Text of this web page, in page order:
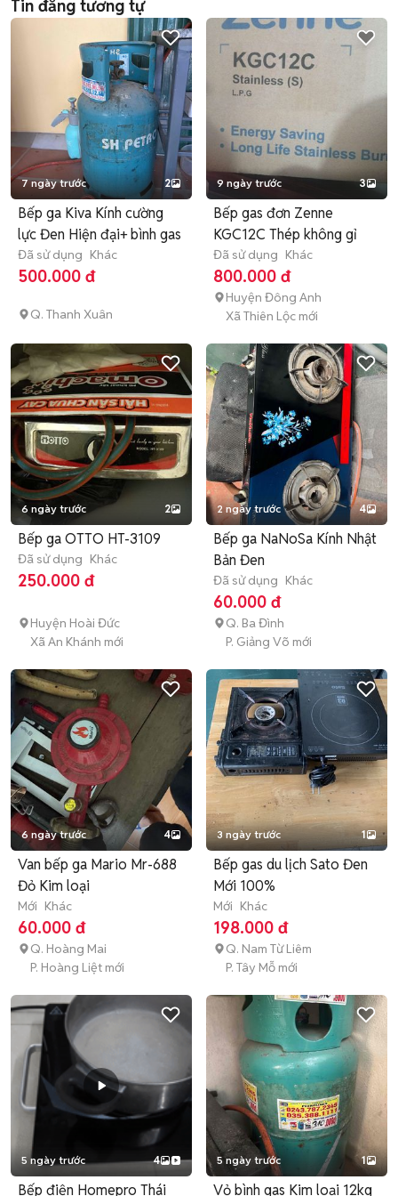
Tin đăng tương tự
7 ngày trước 2
Bếp ga Kiva Kính cường
lực Đen Hiện đại+ bình gas
Đã sử dụng Khác
500.000 đ
Q. Thanh Xuân
9 ngày trước 3
Bếp gas đơn Zenne
KGC12C Thép không gỉ
Đã sử dụng Khác
800.000 đ
Huyện Đông Anh
Xã Thiên Lộc mới
6 ngày trước 2
Bếp ga OTTO HT-3109
Đã sử dụng Khác
250.000 đ
Huyện Hoài Đức
Xã An Khánh mới
2 ngày trước 4
Bếp ga NaNoSa Kính Nhật
Bản Đen
Đã sử dụng Khác
60.000 đ
Q. Ba Đình
P. Giảng Võ mới
6 ngày trước 4
Van bếp ga Mario Mr-688
Đỏ Kim loại
Mới Khác
60.000 đ
Q. Hoàng Mai
P. Hoàng Liệt mới
3 ngày trước 1
Bếp gas du lịch Sato Đen
Mới 100%
Mới Khác
198.000 đ
Q. Nam Từ Liêm
P. Tây Mỗ mới
5 ngày trước 4
Bếp điện Homepro Thái
5 ngày trước 1
Vỏ bình gas Kim loại 12kg